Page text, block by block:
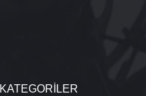
KATEGORİLER